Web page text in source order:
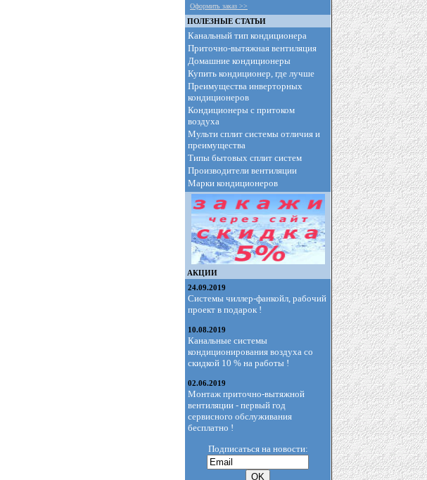
Оформить заказ >>
ПОЛЕЗНЫЕ СТАТЬИ
Канальный тип кондиционера
Приточно-вытяжная вентиляция
Домашние кондиционеры
Купить кондиционер, где лучше
Преимущества инверторных
кондиционеров
Кондиционеры с притоком
воздуха
Мульти сплит системы отличия и
преимущества
Типы бытовых сплит систем
Производители вентиляции
Марки кондиционеров
АКЦИИ
24.09.2019
Системы чиллер-фанкойл, рабочий
проект в подарок !
10.08.2019
Канальные системы
кондиционирования воздуха со
скидкой 10 % на работы !
02.06.2019
Монтаж приточно-вытяжной
вентиляции - первый год
сервисного обслуживания
бесплатно !
Подписаться на новости: